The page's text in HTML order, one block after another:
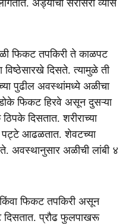
अंड्यांचा सरासरी व्यास
फिकट तपकिरी ते काळपट
विष्ठेसारखे दिसते. त्यामुळे ती
पुढील अवस्थांमध्ये अळीचा
डोके फिकट हिरवे असून दुसऱ्या
दिसतात. शरीराच्या
पट्टे आढळतात. शेवटच्या
अवस्थानुसार अळीची लांबी ४
किंवा फिकट तपकिरी असून
दिसतात. प्रौढ फुलपाखरू